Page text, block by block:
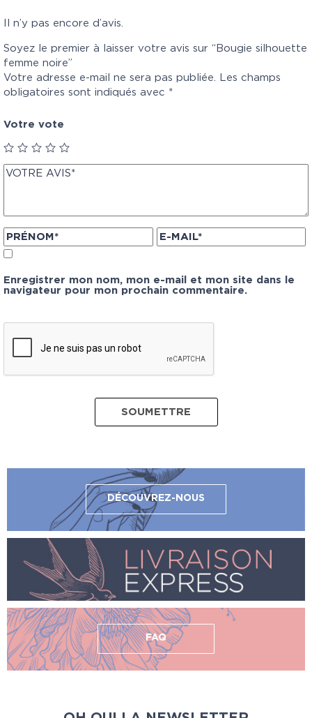
Il n’y pas encore d’avis.
Soyez le premier à laisser votre avis sur “Bougie silhouette
femme noire”
Votre adresse e-mail ne sera pas publiée. Les champs
obligatoires sont indiqués avec *
Votre vote
Enregistrer mon nom, mon e-mail et mon site dans le
navigateur pour mon prochain commentaire.
DÉCOUVREZ-NOUS
FAQ